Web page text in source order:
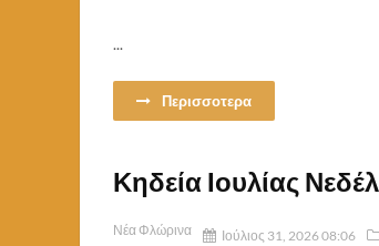
...
Περισσοτερα
Κηδεία Ιουλίας
Νέα Φλώρινα Ιούλιος 31, 2026 08:06